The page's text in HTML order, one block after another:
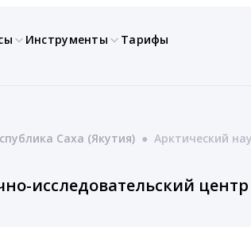
Инструменты Тарифы
Саха (Якутия) ● Арктический
исследовательский